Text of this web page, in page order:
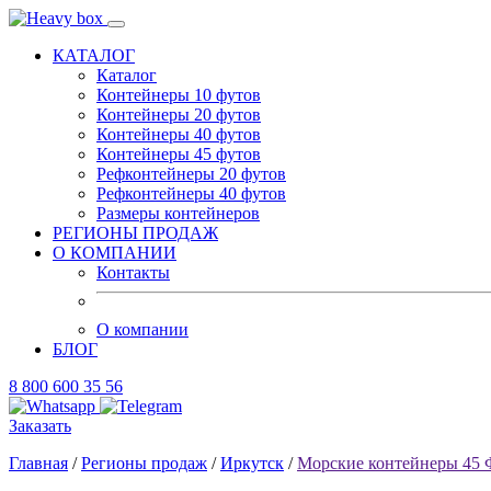
КАТАЛОГ
Каталог
Контейнеры 10 футов
Контейнеры 20 футов
Контейнеры 40 футов
Контейнеры 45 футов
Рефконтейнеры 20 футов
Рефконтейнеры 40 футов
Размеры контейнеров
РЕГИОНЫ ПРОДАЖ
О КОМПАНИИ
Контакты
О компании
БЛОГ
8 800 600 35 56
Заказать
Главная /Регионы продаж /Иркутск /Морские контейнеры 45